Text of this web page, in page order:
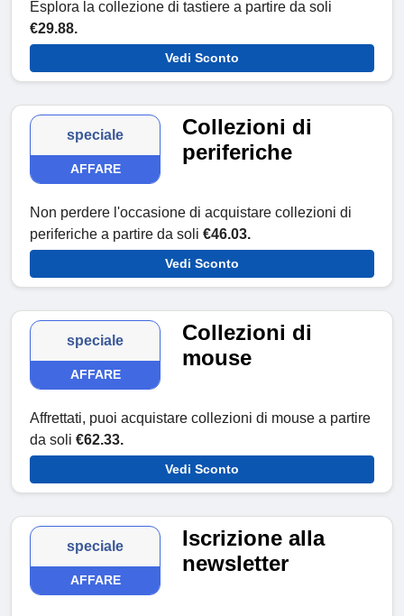
Esplora la collezione di tastiere a partire da soli
€29.88.
Vedi Sconto
speciale
AFFARE
Collezioni di
periferiche
Non perdere l'occasione di acquistare collezioni di
periferiche a partire da soli €46.03.
Vedi Sconto
speciale
AFFARE
Collezioni di
mouse
Affrettati, puoi acquistare collezioni di mouse a partire
da soli €62.33.
Vedi Sconto
speciale
AFFARE
Iscrizione alla
newsletter